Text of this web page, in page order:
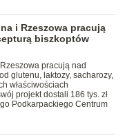
i Rzeszowa pracują
biszkoptów
pracują nad
glutenu, laktozy, sacharozy,
właściwościach
projekt dostali 186 tys. zł
Podkarpackiego Centrum